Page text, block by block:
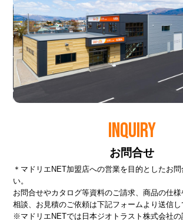
INQUIRY
お問合せ
＊マドリエNET加盟店への営業を目的としたお
い。
お問合せやカタログ等資料のご請求、商品の仕
相談、お見積のご依頼は下記フォームより送信し
※マドリエNETでは日本ジオトラスト株式会社の